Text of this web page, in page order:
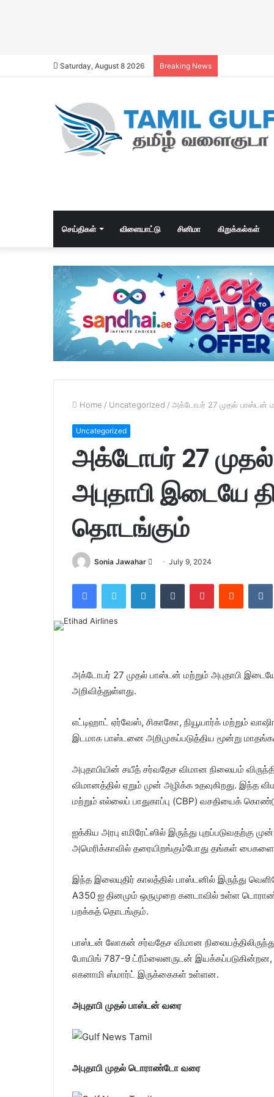
Saturday, August 8 2026 Breaking News
செய்திகள் விளையாட்டு சினிமா கிறுக்கல்கள்
Home / Uncategorized / அக்டோபர் 27 முதல் பாஸ்டன்
Uncategorized
அக்டோபர் 27
அபுதாபி இடையே
தொடங்கும்
Sonia Jawahar
d
a
July 9, 2024
அக்டோபர் 27 முதல் பாஸ்டன் மற்றும் அபுதாபி
அறிவித்துள்ளது.
எட்டிஹாட் ஏர்வேஸ், சிகாகோ, நியூயார்க் மற்றும்
இடமாக பாஸ்டனை அறிமுகப்படுத்திய மூன்று
அபுதாபியின் சயீத் சர்வதேச விமான நிலையம்
விமானத்தில் ஏறும் முன் அழிக்க உதவுகிறது. இந்த
மற்றும் எல்லைப் பாதுகாப்பு (CBP) வசதியைக்
ஐக்கிய அரபு எமிரேட்ஸில் இருந்து
அமெரிக்காவில் தரையிறங்கும்போது தங்கள்
இந்த இலையுதிர் காலத்தில் பாஸ்டனில் இருந்து
A350 ஐ தினமும் ஒருமுறை கனடாவில் உள்ள
பறக்கத் தொடங்கும்.
பாஸ்டன் லோகன் சர்வதேச விமான
போயிங் 787-9 ட்ரீம்லைனருடன் இயக்கப்படுகின்றன,
எகனாமி ஸ்மார்ட் இருக்கைகள் உள்ளன.
அபுதாபி முதல் பாஸ்டன் வரை
அபுதாபி முதல் டொராண்டோ வரை